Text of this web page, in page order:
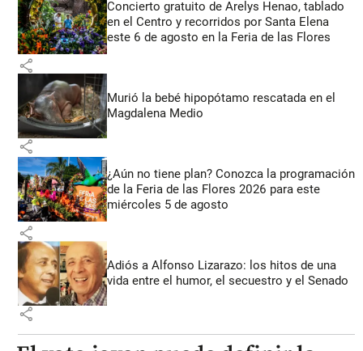
Concierto gratuito de Arelys Henao, tablado
en el Centro y recorridos por Santa Elena
este 6 de agosto en la Feria de las Flores
share
Murió la bebé hipopótamo rescatada en el
Magdalena Medio
share
¿Aún no tiene plan? Conozca la programación
de la Feria de las Flores 2026 para este
miércoles 5 de agosto
share
Adiós a Alfonso Lizarazo: los hitos de una
vida entre el humor, el secuestro y el Senado
share